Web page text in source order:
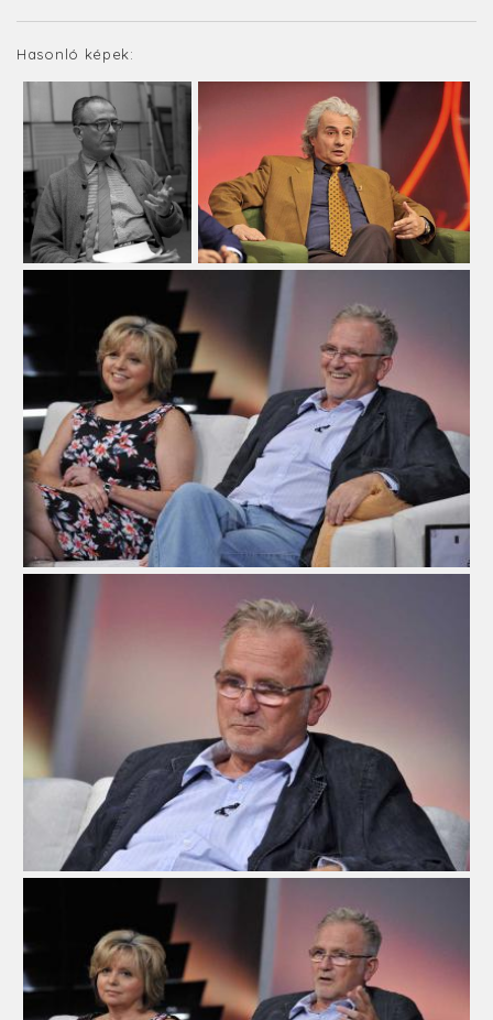
Hasonló képek: